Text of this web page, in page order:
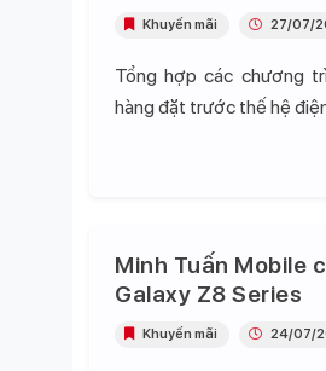
Tổng hợp các chương
hàng đặt trước thế hệ
Khuyến mãi 27/07/
Minh Tuấn Mobile
Galaxy Z8 Series
Khuyến mãi 24/07/